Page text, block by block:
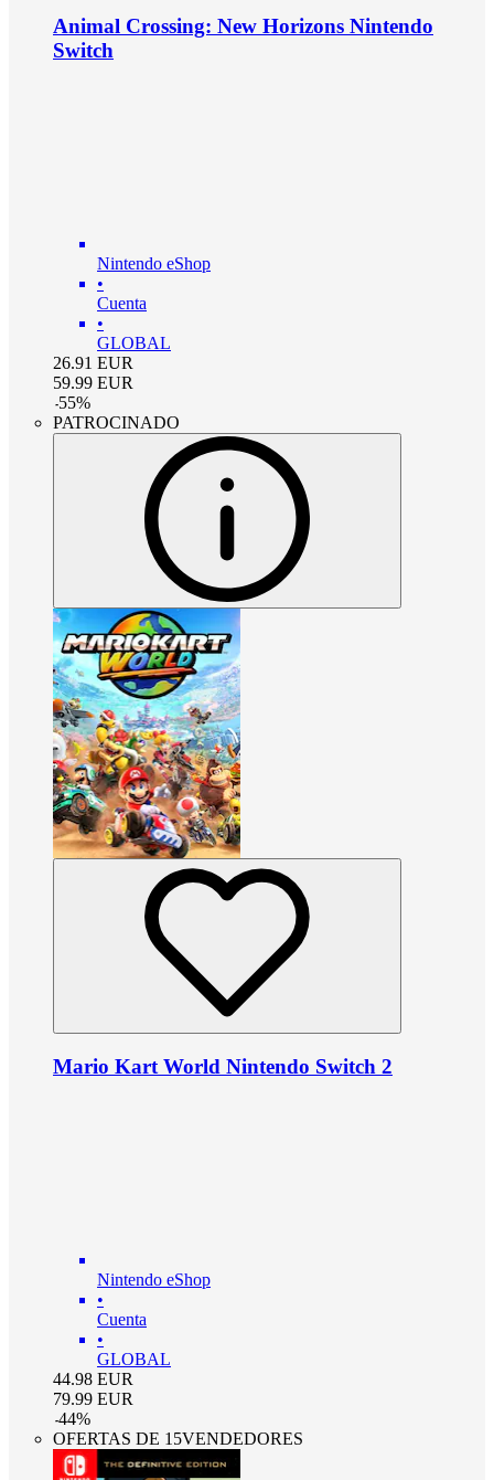
Animal Crossing: New Horizons Nintendo
Switch
Nintendo eShop
•
Cuenta
•
GLOBAL
26.91 EUR
59.99 EUR
-55%
PATROCINADO
Mario Kart World Nintendo Switch 2
Nintendo eShop
•
Cuenta
•
GLOBAL
44.98 EUR
79.99 EUR
-44%
OFERTAS DE 15VENDEDORES